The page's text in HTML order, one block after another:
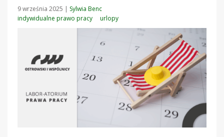
9 września 2025 | Sylwia Benc
indywidualne prawo pracy
urlopy